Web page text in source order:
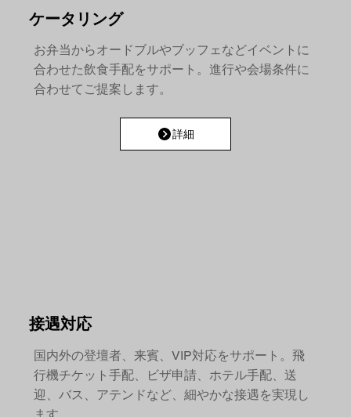
ケータリング
お弁当からオードブルやブッフェなどイベントに
合わせた飲食手配をサポート。進行や会場条件に
合わせてご提案します。
詳細
接遇対応
国内外の登壇者、来賓、VIP対応をサポート。飛
行機チケット手配、ビザ申請、ホテル手配、送
迎、バス、アテンドなど、細やかな接遇を実現し